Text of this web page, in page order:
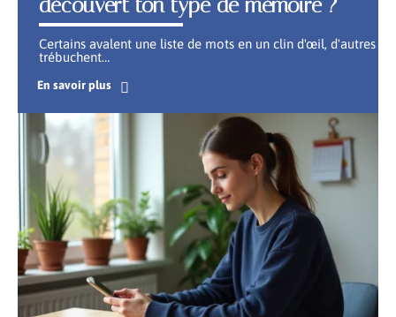
découvert ton type de mémoire ?
Certains avalent une liste de mots en un clin d'œil, d'autres
trébuchent…
En savoir plus